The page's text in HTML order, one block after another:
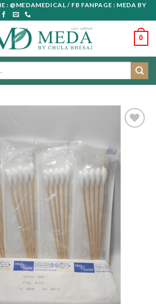
: @MEDAMEDICAL / FB FANPAGE : MEDA BY
0